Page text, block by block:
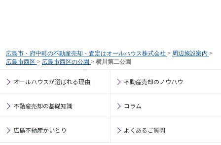
広島市・府中町の不動産売却・査定はオールハウス株式会社 > 周辺施設案内 >
広島市西区 > 広島市西区の公園 > 横川第二公園
オールハウスが選ばれる理由 不動産売却のノウハウ
不動産売却の基礎知識 コラム
広島不動産かいとり よくあるご質問